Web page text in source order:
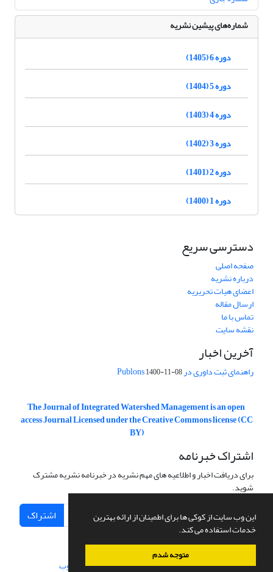
این وب سایت از کوکی ها برای اطمینان از ارائه بهترین
خدمات استفاده می کند.
متوجه شدم
شماره‌های پیشین نشریه
دوره 6 (1405)
دوره 5 (1404)
دوره 4 (1403)
دوره 3 (1402)
دوره 2 (1401)
دوره 1 (1400)
دسترسی سریع
صفحه اصلی
درباره نشریه
اعضای هیات تحریریه
ارسال مقاله
تماس با ما
نقشه سایت
آخرین اخبار
راهنمای ثبت داوری در Publons1400-11-08
The Journal of Integrated Watershed Management is an open
access Journal Licensed under the Creative Commons license (CC
BY)
اشتراک خبرنامه
برای دریافت اخبار و اطلاعیه های مهم نشریه در خبرنامه نشریه مشترک
شوید.
اشتراک
سامانه مدیریت نشریات علمی.طراحی و پیاده سازی از سیناوب